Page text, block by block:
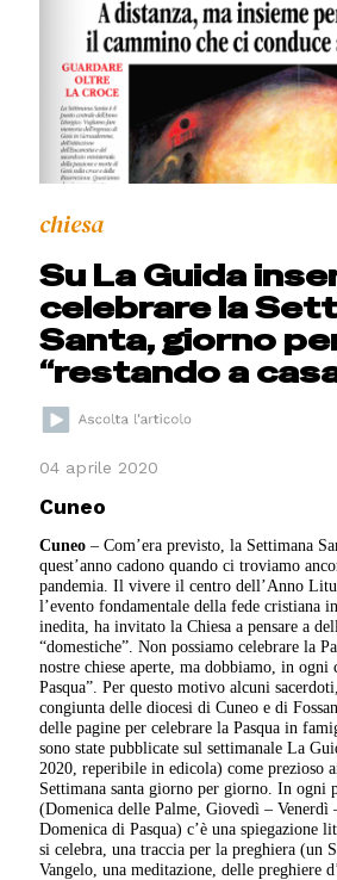
chiesa
Su La Guida
celebrare la
Santa, giorno
“restando a
04 aprile 2020
Cuneo
Cuneo – Com’era previsto, la Settimana
quest’anno cadono quando ci troviamo
pandemia. Il vivere il centro dell’Anno
l’evento fondamentale della fede cristiana
inedita, ha invitato la Chiesa a pensare a
“domestiche”. Non possiamo celebrare la
nostre chiese aperte, ma dobbiamo, in ogni
Pasqua”. Per questo motivo alcuni
congiunta delle diocesi di Cuneo e di
delle pagine per celebrare la Pasqua in
sono state pubblicate sul settimanale La
2020, reperibile in edicola) come prezioso
Settimana santa giorno per giorno. In ogni
(Domenica delle Palme, Giovedì – Venerdì
Domenica di Pasqua) c’è una spiegazione
si celebra, una traccia per la preghiera (un
Vangelo, una meditazione, delle preghiere